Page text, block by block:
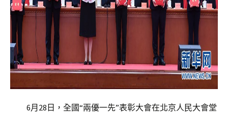
6月28日，全國“兩優一先”表彰大會在北京人民大會堂